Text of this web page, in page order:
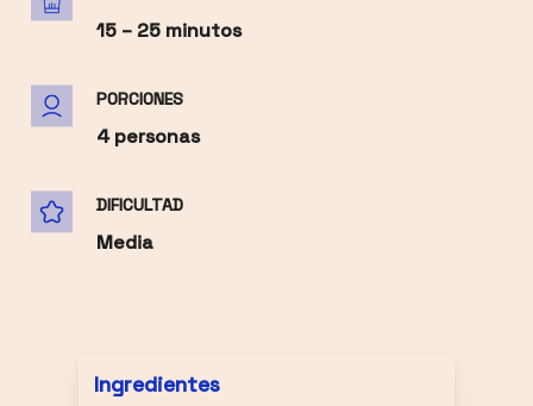
15 – 25 minutos
PORCIONES
4 personas
DIFICULTAD
Media
Ingredientes